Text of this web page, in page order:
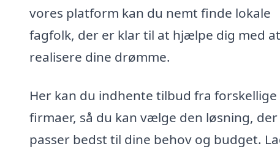
vores platform kan du nemt finde lokale
fagfolk, der er klar til at hjælpe dig med at
realisere dine drømme.
Her kan du indhente tilbud fra forskellige
firmaer, så du kan vælge den løsning, der
passer bedst til dine behov og budget.